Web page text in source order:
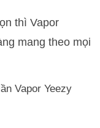
thì Vapor
mang theo mọi
Vapor Yeezy